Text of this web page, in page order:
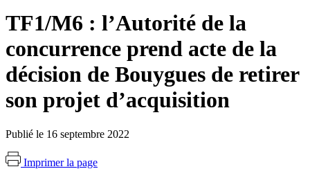
TF1/M6 : l’Autorité de la
concurrence prend acte de la
décision de Bouygues de retirer
son projet d’acquisition
Publié le 16 septembre 2022
Imprimer la page